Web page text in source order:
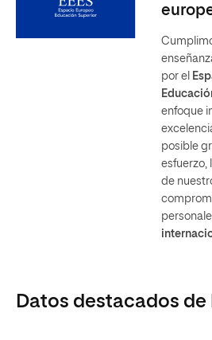
por el
enfoque
posible
esfuerzo,
de
Datos destacados de